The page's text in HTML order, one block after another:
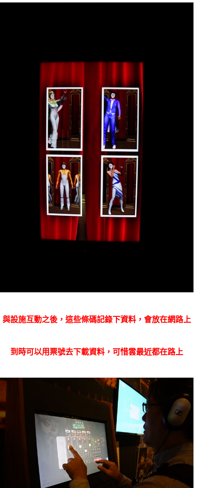
與設施互動之後，這些條碼記錄下資料，會放在網路上
到時可以用票號去下載資料，可惜雲最近都在路上